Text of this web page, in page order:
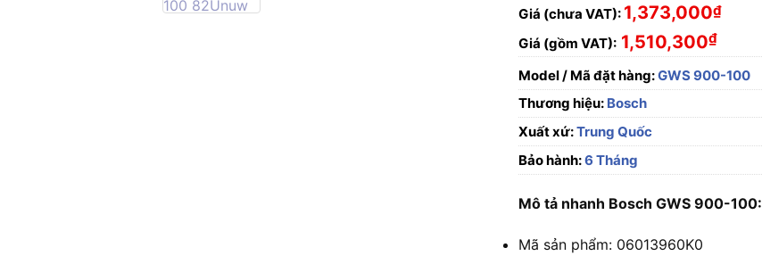
Giá (chưa VAT): 1,373,000₫
Giá (gồm VAT): 1,510,300₫
Model / Mã đặt hàng:GWS 900-100
Thương hiệu: Bosch
Xuất xứ:Trung Quốc
Bảo hành:6 Tháng
Mô tả nhanh Bosch GWS 900-100:
Mã sản phẩm: 06013960K0